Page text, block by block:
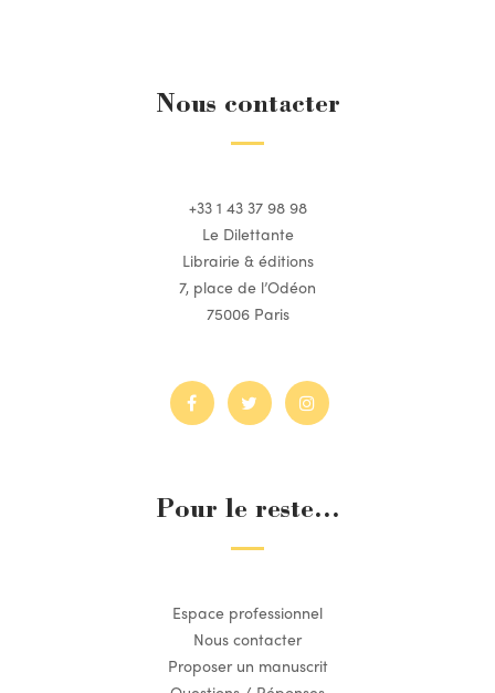
Nous contacter
+33 1 43 37 98 98
Le Dilettante
Librairie & éditions
7, place de l’Odéon
75006 Paris
Pour le reste...
Espace professionnel
Nous contacter
Proposer un manuscrit